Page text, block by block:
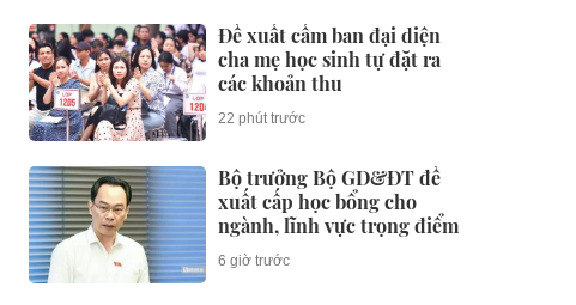
Đề xuất cấm ban đại diện
cha mẹ học sinh tự đặt ra
các khoản thu
22 phút trước
Bộ trưởng Bộ GD&ĐT đề
xuất cấp học bổng cho
ngành, lĩnh vực trọng điểm
6 giờ trước